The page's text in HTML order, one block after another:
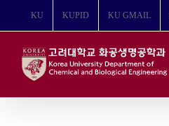
뛰
KU KUPID KU GMAIL